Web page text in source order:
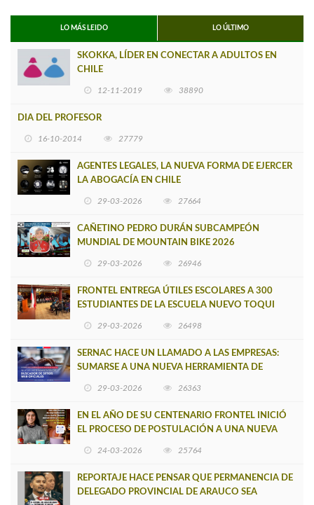
LO MÁS LEIDO LO ÚLTIMO
SKOKKA, LÍDER EN CONECTAR A ADULTOS EN
CHILE
12-11-2019 38890
DIA DEL PROFESOR
16-10-2014 27779
AGENTES LEGALES, LA NUEVA FORMA DE EJERCER
LA ABOGACÍA EN CHILE
29-03-2026 27664
CAÑETINO PEDRO DURÁN SUBCAMPEÓN
MUNDIAL DE MOUNTAIN BIKE 2026
29-03-2026 26946
FRONTEL ENTREGA ÚTILES ESCOLARES A 300
ESTUDIANTES DE LA ESCUELA NUEVO TOQUI
29-03-2026 26498
SERNAC HACE UN LLAMADO A LAS EMPRESAS:
SUMARSE A UNA NUEVA HERRAMIENTA DE
29-03-2026 26363
EN EL AÑO DE SU CENTENARIO FRONTEL INICIÓ
EL PROCESO DE POSTULACIÓN A UNA NUEVA
24-03-2026 25764
REPORTAJE HACE PENSAR QUE PERMANENCIA DE
DELEGADO PROVINCIAL DE ARAUCO SEA